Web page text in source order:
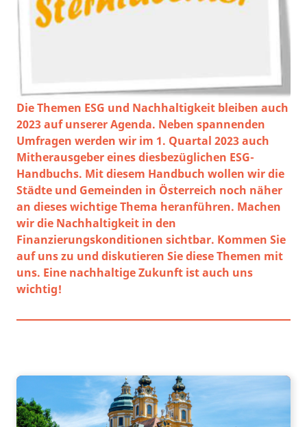
Die Themen ESG und Nachhaltigkeit bleiben auch
2023 auf unserer Agenda. Neben spannenden
Umfragen werden wir im 1. Quartal 2023 auch
Mitherausgeber eines diesbezüglichen ESG-
Handbuchs. Mit diesem Handbuch wollen wir die
Städte und Gemeinden in Österreich noch näher
an dieses wichtige Thema heranführen. Machen
wir die Nachhaltigkeit in den
Finanzierungskonditionen sichtbar. Kommen Sie
auf uns zu und diskutieren Sie diese Themen mit
uns. Eine nachhaltige Zukunft ist auch uns
wichtig!